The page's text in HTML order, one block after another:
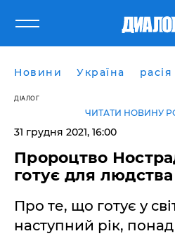
Новини Україна расія
ДІАЛОГ
ЧИТАТИ НОВИНУ
31 грудня 2021, 16:00
Пророцтво
готує для людства
Про те, що готує у
наступний рік,